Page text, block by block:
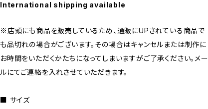
International shipping available
※店頭にも商品を販売しているため、通販にUPされている商品で
も品切れの場合がございます。その場合はキャンセルまたは制作に
お時間をいただくかたちになってしまいますがご了承ください。メー
ルにてご連絡を入れさせていただきます。
■ サイズ